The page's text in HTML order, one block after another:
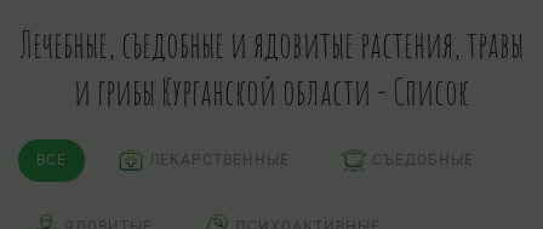
Лечебные, съедобные и ядовитые растения, травы
и грибы Курганской области - Список
ВСЕ ЛЕКАРСТВЕННЫЕ СЪЕДОБНЫЕ